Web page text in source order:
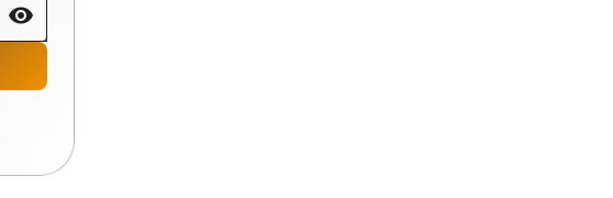
visibility